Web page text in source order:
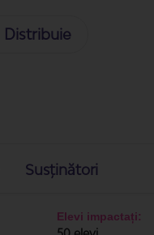
Distribuie
Susținători
Elevi impactați: